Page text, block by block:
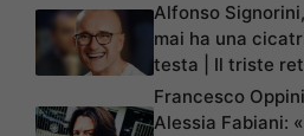
Alfonso
mai ha una
testa | Il triste
Francesco
Alessia Fabiani: